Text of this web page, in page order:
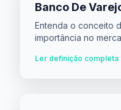
Banco De
Entenda o conceito
importância no
Ler definição completa